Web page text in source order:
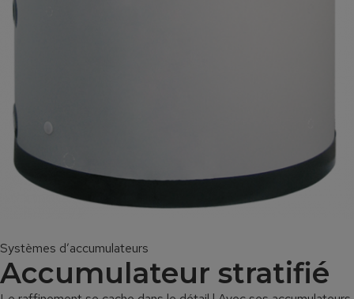
Systèmes d’accumulateurs
Accumulateur stratifié